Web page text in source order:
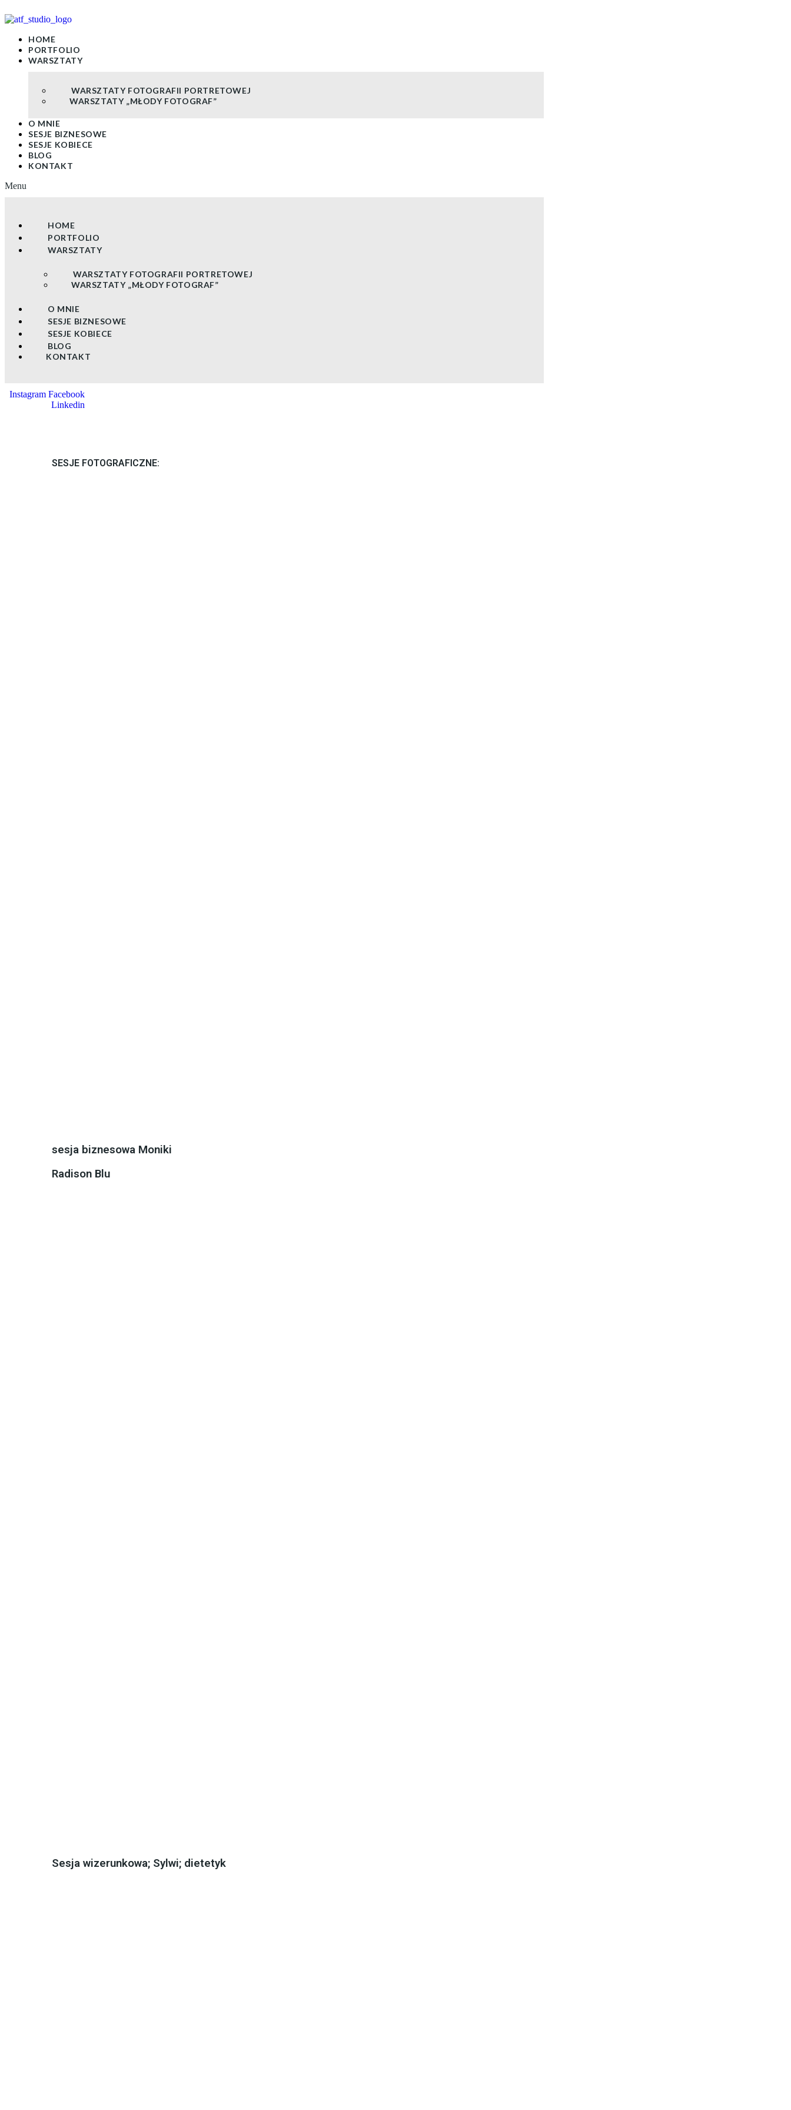
to
HOME
PORTFOLIO
WARSZTATY
WARSZTATY FOTOGRAFII PORTRETOWEJ
WARSZTATY „MŁODY FOTOGRAF”
O MNIE
SESJE BIZNESOWE
SESJE KOBIECE
BLOG
KONTAKT
Menu
HOME
PORTFOLIO
WARSZTATY
WARSZTATY FOTOGRAFII PORTRETOWEJ
WARSZTATY „MŁODY FOTOGRAF”
O MNIE
SESJE BIZNESOWE
SESJE KOBIECE
BLOG
KONTAKT
Instagram Facebook
Linkedin
SESJE FOTOGRAFICZNE:
sesja biznesowa Moniki
Radison Blu
Sesja wizerunkowa; Sylwi; dietetyk